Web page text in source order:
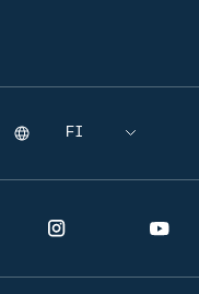
Instagram
Selecting
Kieli